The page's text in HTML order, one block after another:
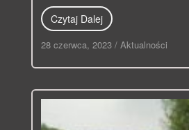
Czytaj Dalej
28 czerwca, 2023 / Aktualności